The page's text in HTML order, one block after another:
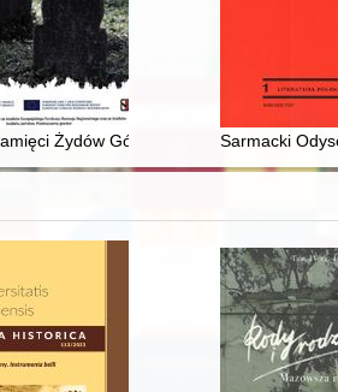
Żydów Górnośląskich : jeden dom
Sarmacki